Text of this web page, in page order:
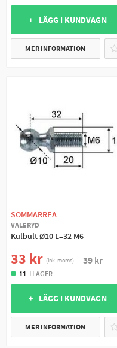
+ LÄGG I KUNDVAGN
MER INFORMATION
SOMMARREA
VALERYD
Kulbult Ø10 L=32 M6
33 kr (ink. moms) 39 kr
11 I LAGER
+ LÄGG I KUNDVAGN
MER INFORMATION